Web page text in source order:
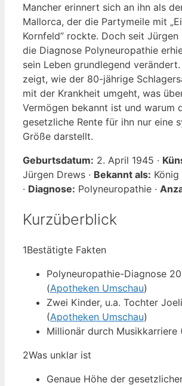
Mancher erinnert sich an ihn als
Mallorca, der die Partymeile mit
Kornfeld” rockte. Doch seit
die Diagnose Polyneuropathie
sein Leben grundlegend
zeigt, wie der 80-jährige
mit der Krankheit umgeht, was
Vermögen bekannt ist und warum
gesetzliche Rente für ihn nur eine
Größe darstellt.
Geburtsdatum: 2. April 1945 ·
Jürgen Drews · Bekannt als:
· Diagnose: Polyneuropathie ·
Kurzüberblick
1Bestätigte Fakten
Polyneuropathie-Diagnose
(Apotheken Umschau)
Zwei Kinder, u.a. Tochter
(Apotheken Umschau)
Millionär durch Musikkarriere
2Was unklar ist
Genaue Höhe der